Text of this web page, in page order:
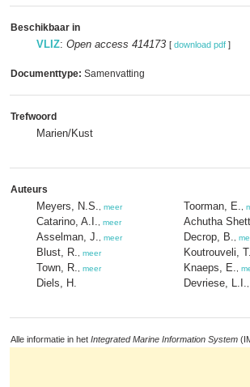
Beschikbaar in
VLIZ: Open access 414173 [ download pdf ]
Documenttype: Samenvatting
Trefwoord
Marien/Kust
Auteurs
Meyers, N.S. meer
Catarino, A.I. meer
Asselman, J. meer
Blust, R. meer
Town, R. meer
Diels, H.
Toorman, E.
Achutha
Decrop, B.
Koutrouveli, T.
Knaeps, E.
Devriese, L.I.
Alle informatie in het Integrated Marine Information System